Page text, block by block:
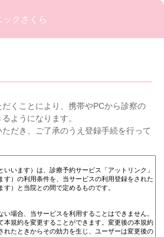
ックさくら
くことにより、携帯やPCから診察の
ようになります。
だき、ご了承のうえ登録手続を行って